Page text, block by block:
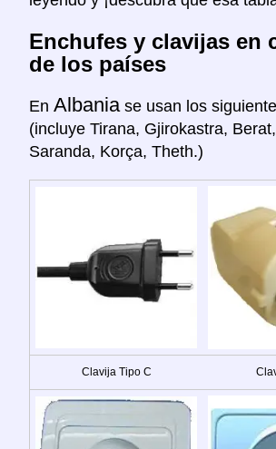
Enchufes y clavijas en
de los países
En Albania se usan los
(incluye Tirana, Gjirokastra,
Saranda, Korça, Theth.)
Clavija Tipo C